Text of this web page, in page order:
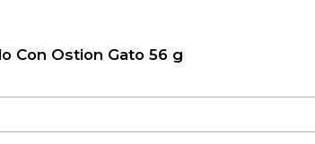
Con Ostion Gato 56 g